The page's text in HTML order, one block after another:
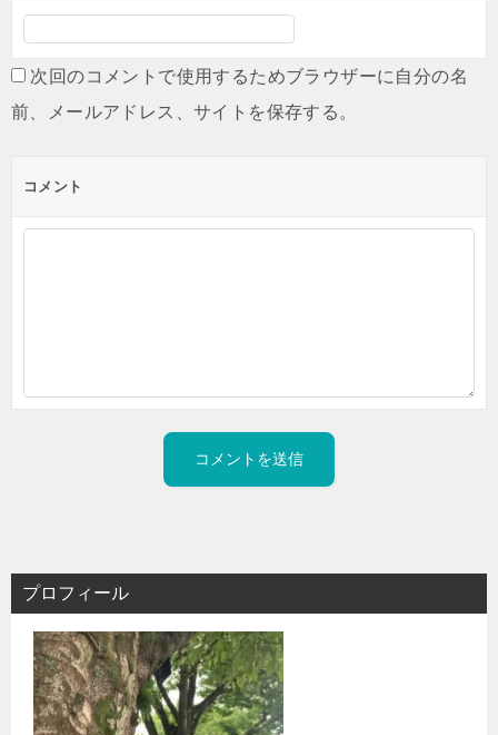
次回のコメントで使用するためブラウザーに自分の名
前、メールアドレス、サイトを保存する。
コメント
プロフィール